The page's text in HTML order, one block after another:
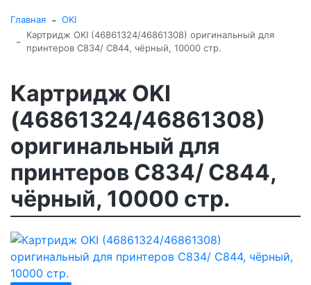
Главная - OKI
-
Картридж OKI (46861324/46861308) оригинальный для
принтеров C834/ C844, чёрный, 10000 стр.
Картридж OKI
(46861324/46861308)
оригинальный для
принтеров C834/ C844,
чёрный, 10000 стр.